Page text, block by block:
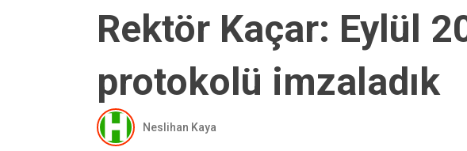
Rektör Kaçar: Eylül
protokolü imzaladık
Neslihan Kaya